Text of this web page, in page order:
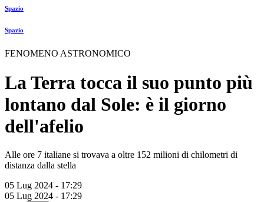
Spazio
Spazio
FENOMENO ASTRONOMICO
La Terra tocca il suo punto più
lontano dal Sole: è il giorno
dell'afelio
Alle ore 7 italiane si trovava a oltre 152 milioni di chilometri di
distanza dalla stella
05 Lug 2024 - 17:29
05 Lug 2024 - 17:29